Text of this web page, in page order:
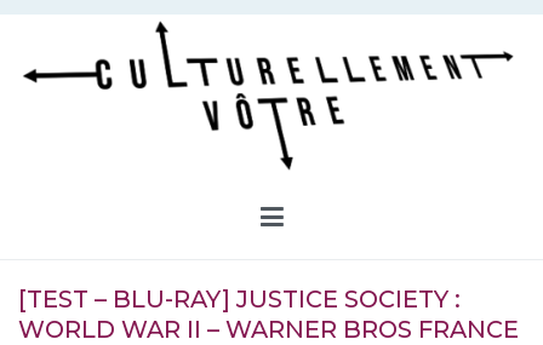
Aller
contenu
[TEST – BLU-RAY] JUSTICE SOCIETY :
WORLD WAR II – WARNER BROS FRANCE